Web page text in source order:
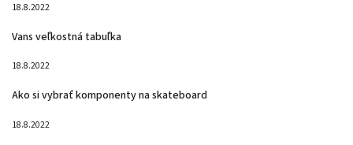
18.8.2022
Vans veľkostná tabuľka
18.8.2022
Ako si vybrať komponenty na skateboard
18.8.2022